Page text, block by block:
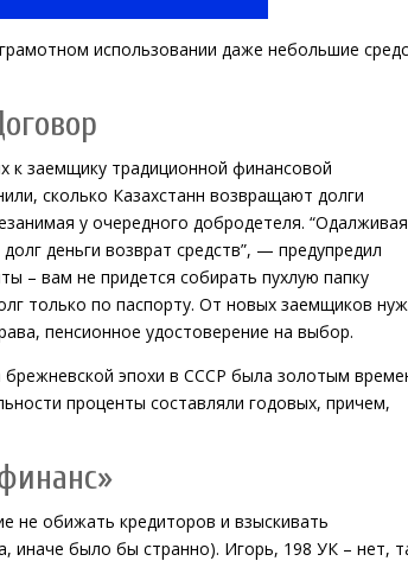
использовании даже небольшие
к заемщику традиционной финансовой
сколько Казахстанн возвращают долги
у очередного добродетеля. “Одалживая
долг деньги возврат средств”, — предупредил
– вам не придется собирать пухлую папку
только по паспорту. От новых заемщиков
пенсионное удостоверение на выбор.
брежневской эпохи в СССР была золотым
проценты составляли годовых, причем,
не обижать кредиторов и взыскивать
иначе было бы странно). Игорь, 198 УК – нет,